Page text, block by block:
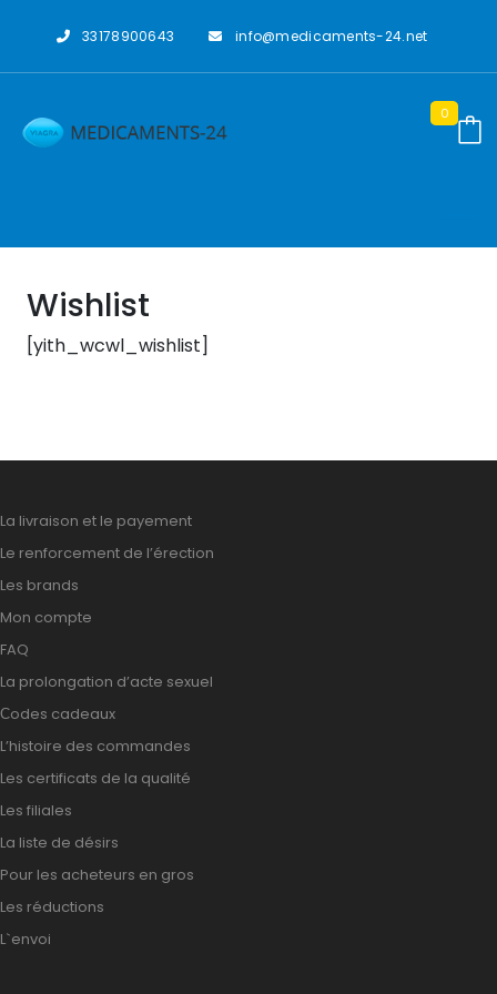
33178900643 info@medicaments-24.net
0
Wishlist
[yith_wcwl_wishlist]
La livraison et le payement
Le renforcement de l’érection
Les brands
Mon compte
FAQ
La prolongation d’acte sexuel
Сodes cadeaux
L’histoire des commandes
Les certificats de la qualité
Les filiales
La liste de désirs
Pour les acheteurs en gros
Les réductions
L`envoi